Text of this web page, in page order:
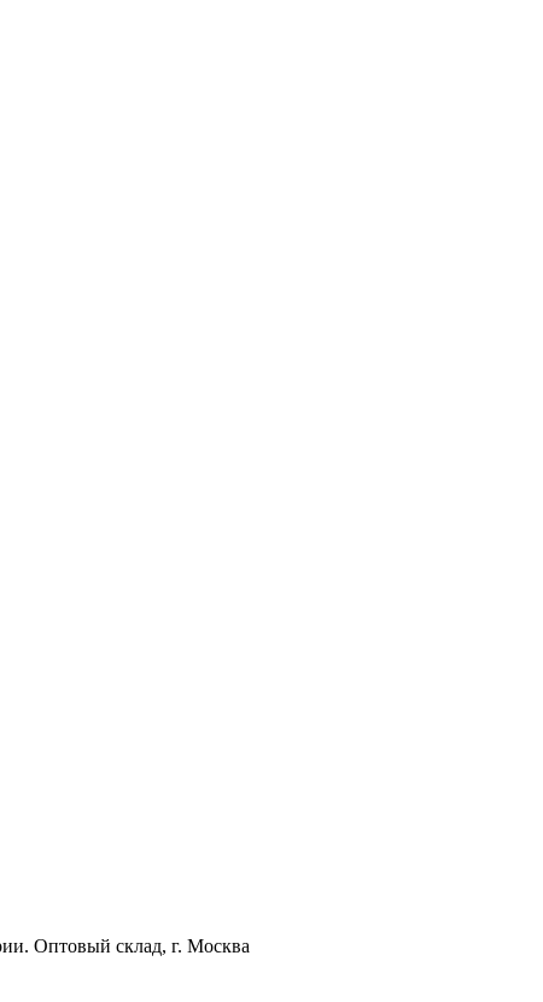
Оптовый склад, г. Москва